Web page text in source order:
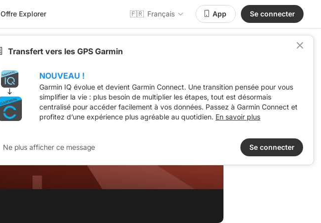
Offre Explorer 🇫🇷 Français App Se connecter
Transfert vers les GPS Garmin
NOUVEAU !
Garmin IQ évolue et devient Garmin Connect. Une transition pensée pour vous
simplifier la vie : plus besoin de multiplier les étapes, tout est désormais
centralisé pour accéder facilement à vos données. Passez à Garmin Connect et
profitez d’une expérience plus agréable au quotidien. En savoir plus
Ne plus afficher ce message Se connecter